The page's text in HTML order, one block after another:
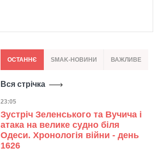
ОСТАННЄ SMAK-НОВИНИ ВАЖЛИВЕ
Вся стрічка
Дата публікації
23:05
Зустріч Зеленського та Вучича і
атака на велике судно біля
Одеси. Хронологія війни - день
1626